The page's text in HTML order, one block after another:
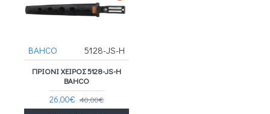
BAHCO 5128-JS-H
ΠΡΙΌΝΙ ΧΕΙΡΌΣ 5128-JS-H
BAHCO
26,00€ 40,00€